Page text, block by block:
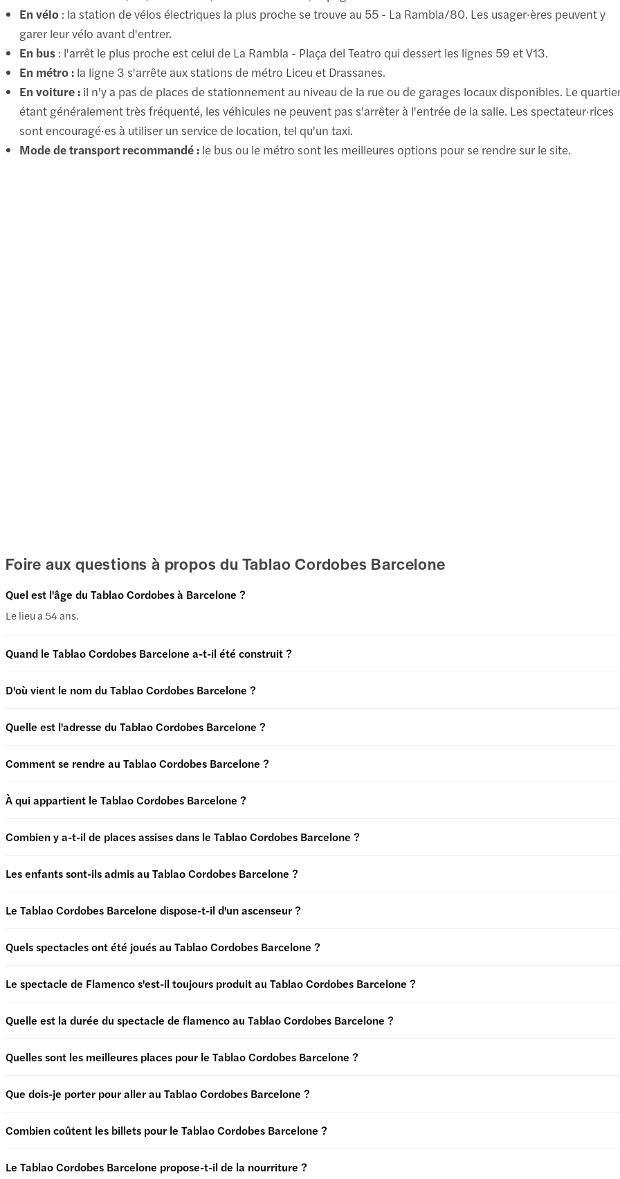
En vélo : la station de vélos électriques la plus proche se trouve au 55 - La Rambla/80. Les usager·ères peuvent y
garer leur vélo avant d'entrer.
En bus : l'arrêt le plus proche est celui de La Rambla - Plaça del Teatro qui dessert les lignes 59 et V13.
En métro : la ligne 3 s'arrête aux stations de métro Liceu et Drassanes.
En voiture : il n'y a pas de places de stationnement au niveau de la rue ou de garages locaux disponibles. Le
étant généralement très fréquenté, les véhicules ne peuvent pas s'arrêter à l'entrée de la salle. Les spectateur·rices
sont encouragé·es à utiliser un service de location, tel qu'un taxi.
Mode de transport recommandé : le bus ou le métro sont les meilleures options pour se rendre sur le site.
Foire aux questions à propos du Tablao Cordobes Barcelone
Quel est l'âge du Tablao Cordobes à Barcelone ?
Le lieu a 54 ans.
Quand le Tablao Cordobes Barcelone a-t-il été construit ?
D'où vient le nom du Tablao Cordobes Barcelone ?
Quelle est l'adresse du Tablao Cordobes Barcelone ?
Comment se rendre au Tablao Cordobes Barcelone ?
À qui appartient le Tablao Cordobes Barcelone ?
Combien y a-t-il de places assises dans le Tablao Cordobes Barcelone ?
Les enfants sont-ils admis au Tablao Cordobes Barcelone ?
Le Tablao Cordobes Barcelone dispose-t-il d'un ascenseur ?
Quels spectacles ont été joués au Tablao Cordobes Barcelone ?
Le spectacle de Flamenco s'est-il toujours produit au Tablao Cordobes Barcelone ?
Quelle est la durée du spectacle de flamenco au Tablao Cordobes Barcelone ?
Quelles sont les meilleures places pour le Tablao Cordobes Barcelone ?
Que dois-je porter pour aller au Tablao Cordobes Barcelone ?
Combien coûtent les billets pour le Tablao Cordobes Barcelone ?
Le Tablao Cordobes Barcelone propose-t-il de la nourriture ?